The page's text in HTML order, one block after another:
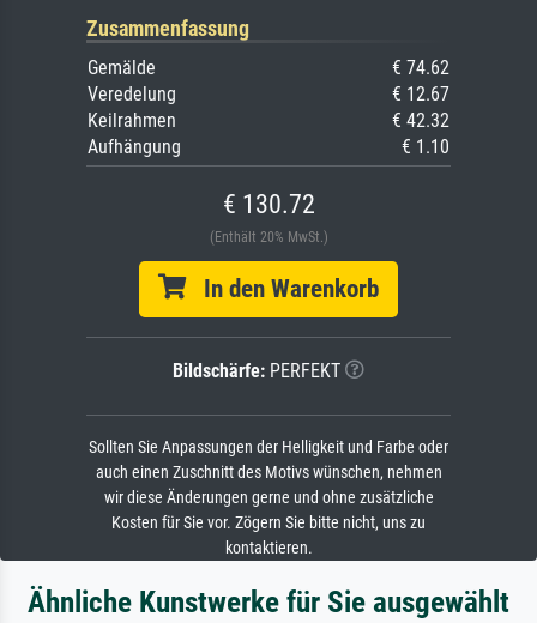
Zusammenfassung
Gemälde
€ 74.62
Veredelung
€ 12.67
Keilrahmen
€ 42.32
Aufhängung
€ 1.10
€ 130.72
(Enthält 20% MwSt.)
In den Warenkorb
Bildschärfe: PERFEKT
Sollten Sie Anpassungen der Helligkeit und Farbe oder
auch einen Zuschnitt des Motivs wünschen, nehmen
wir diese Änderungen gerne und ohne zusätzliche
Kosten für Sie vor. Zögern Sie bitte nicht, uns zu
kontaktieren.
Ähnliche Kunstwerke für Sie ausgewählt